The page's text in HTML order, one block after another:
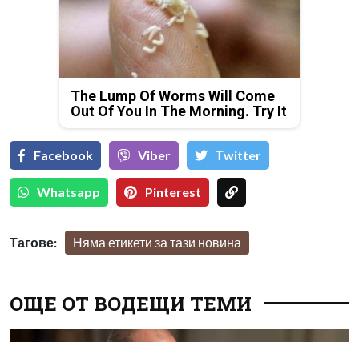
The Lump Of Worms Will Come
Out Of You In The Morning. Try It
Facebook Viber Тwitter
Whatsapp Pinterest
Тагове: Няма етикети за тази новина
ОЩЕ ОТ ВОДЕЩИ ТЕМИ